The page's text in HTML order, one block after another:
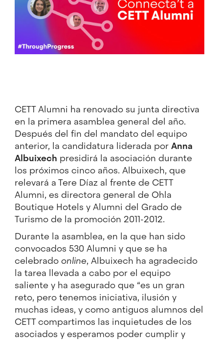
CETT Alumni ha renovado su junta directiva
en la primera asamblea general del año.
Después del fin del mandato del equipo
anterior, la candidatura liderada por Anna
Albuixech presidirá la asociación durante
los próximos cinco años. Albuixech, que
relevará a Tere Díaz al frente de CETT
Alumni, es directora general de Ohla
Boutique Hotels y Alumni del Grado de
Turismo de la promoción 2011-2012.
Durante la asamblea, en la que han sido
convocados 530 Alumni y que se ha
celebrado online, Albuixech ha agradecido
la tarea llevada a cabo por el equipo
saliente y ha asegurado que “es un gran
reto, pero tenemos iniciativa, ilusión y
muchas ideas, y como antiguos alumnos del
CETT compartimos las inquietudes de los
asociados y esperamos poder cumplir y